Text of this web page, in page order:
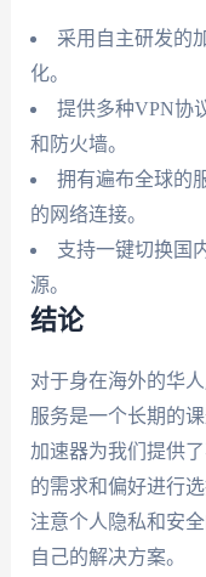
采用自主研发的
化。
提供多种VPN协
和防火墙。
拥有遍布全球的
的网络连接。
支持一键切换国
源。
结论
对于身在海外的华
服务是一个长期的
加速器为我们提供
的需求和偏好进行
注意个人隐私和安
自己的解决方案。